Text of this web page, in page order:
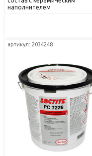
наполнителем
артикул: 2034248